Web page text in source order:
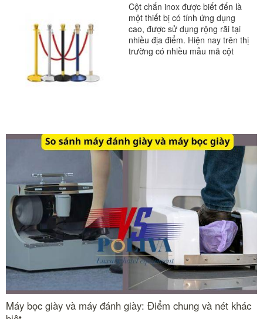
Cột chắn inox được biết đến là
một thiết bị có tính ứng dụng
cao, được sử dụng rộng rãi tại
nhiều địa điểm. Hiện nay trên thị
trường có nhiều mẫu mã cột
Máy bọc giày và máy đánh giày: Điểm chung và nét khác